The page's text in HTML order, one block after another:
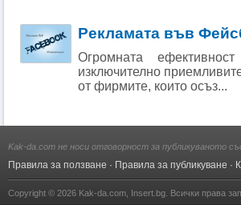
Рекламата във
Огромната
изключително
от фирмите, които осъз...
Kak-da.com не носи отговорност за публикуваното
Правила за ползване · Правила за публикуване ·
Copyright © 2026 Kak-da.com Insert.bg . Всички права